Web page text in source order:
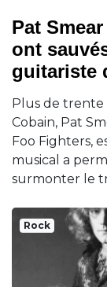
Pat
ont
guitariste
Plus de trente
Cobain, Pat
Foo Fighters,
musical a
surmonter le
Rock